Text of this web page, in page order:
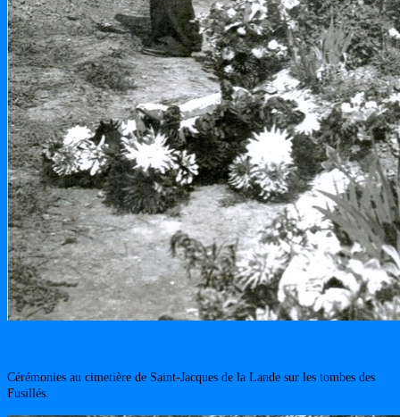
Cérémonies au cimetière de Saint-Jacques de la Lande sur les tombes des
Fusillés.